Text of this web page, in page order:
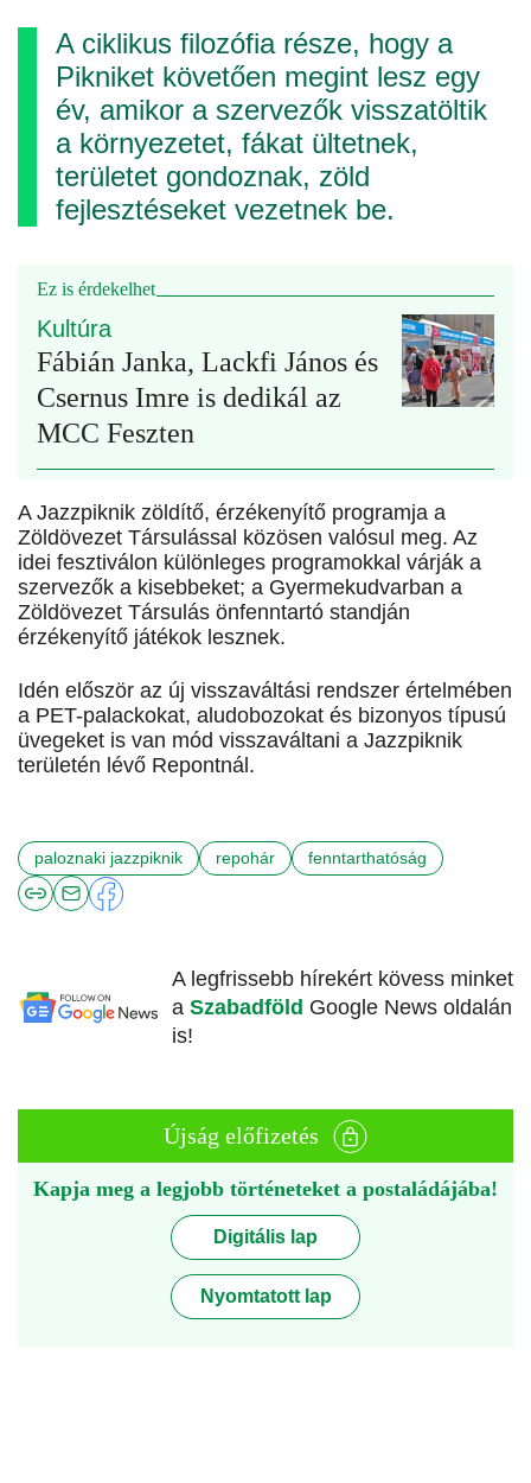
A ciklikus filozófia része, hogy a
Pikniket követően megint lesz egy
év, amikor a szervezők visszatöltik
a környezetet, fákat ültetnek,
területet gondoznak, zöld
fejlesztéseket vezetnek be.
Ez is érdekelhet
Kultúra
Fábián Janka, Lackfi János és
Csernus Imre is dedikál az
MCC Feszten
A Jazzpiknik zöldítő, érzékenyítő programja a
Zöldövezet Társulással közösen valósul meg. Az
idei fesztiválon különleges programokkal várják a
szervezők a kisebbeket; a Gyermekudvarban a
Zöldövezet Társulás önfenntartó standján
érzékenyítő játékok lesznek.
Idén először az új visszaváltási rendszer értelmében
a PET-palackokat, aludobozokat és bizonyos típusú
üvegeket is van mód visszaváltani a Jazzpiknik
területén lévő Repontnál.
paloznaki jazzpiknik repohár fenntarthatóság
A legfrissebb hírekért kövess minket
a Szabadföld Google News oldalán
is!
Újság előfizetés
Kapja meg a legjobb történeteket a postaládájába!
Digitális lap
Nyomtatott lap